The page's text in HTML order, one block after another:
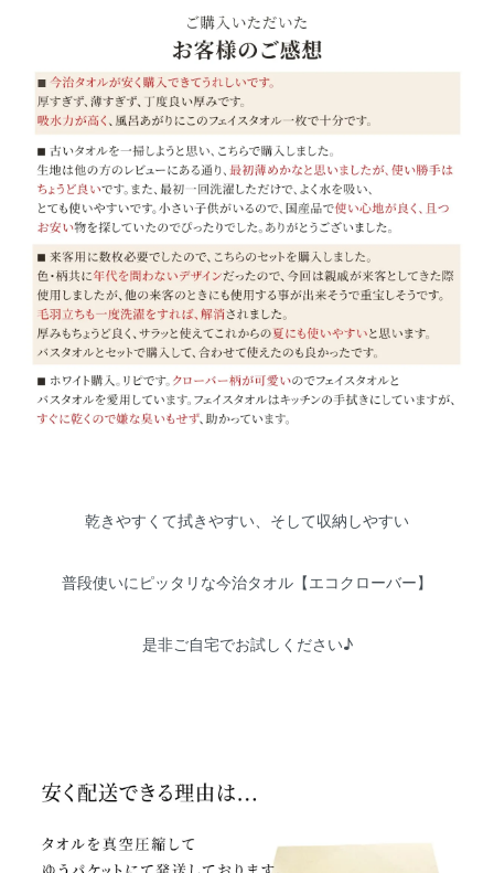
乾きやすくて拭きやすい、そして収納しやすい
普段使いにピッタリな今治タオル【エコクローバー】
是非ご自宅でお試しください♪